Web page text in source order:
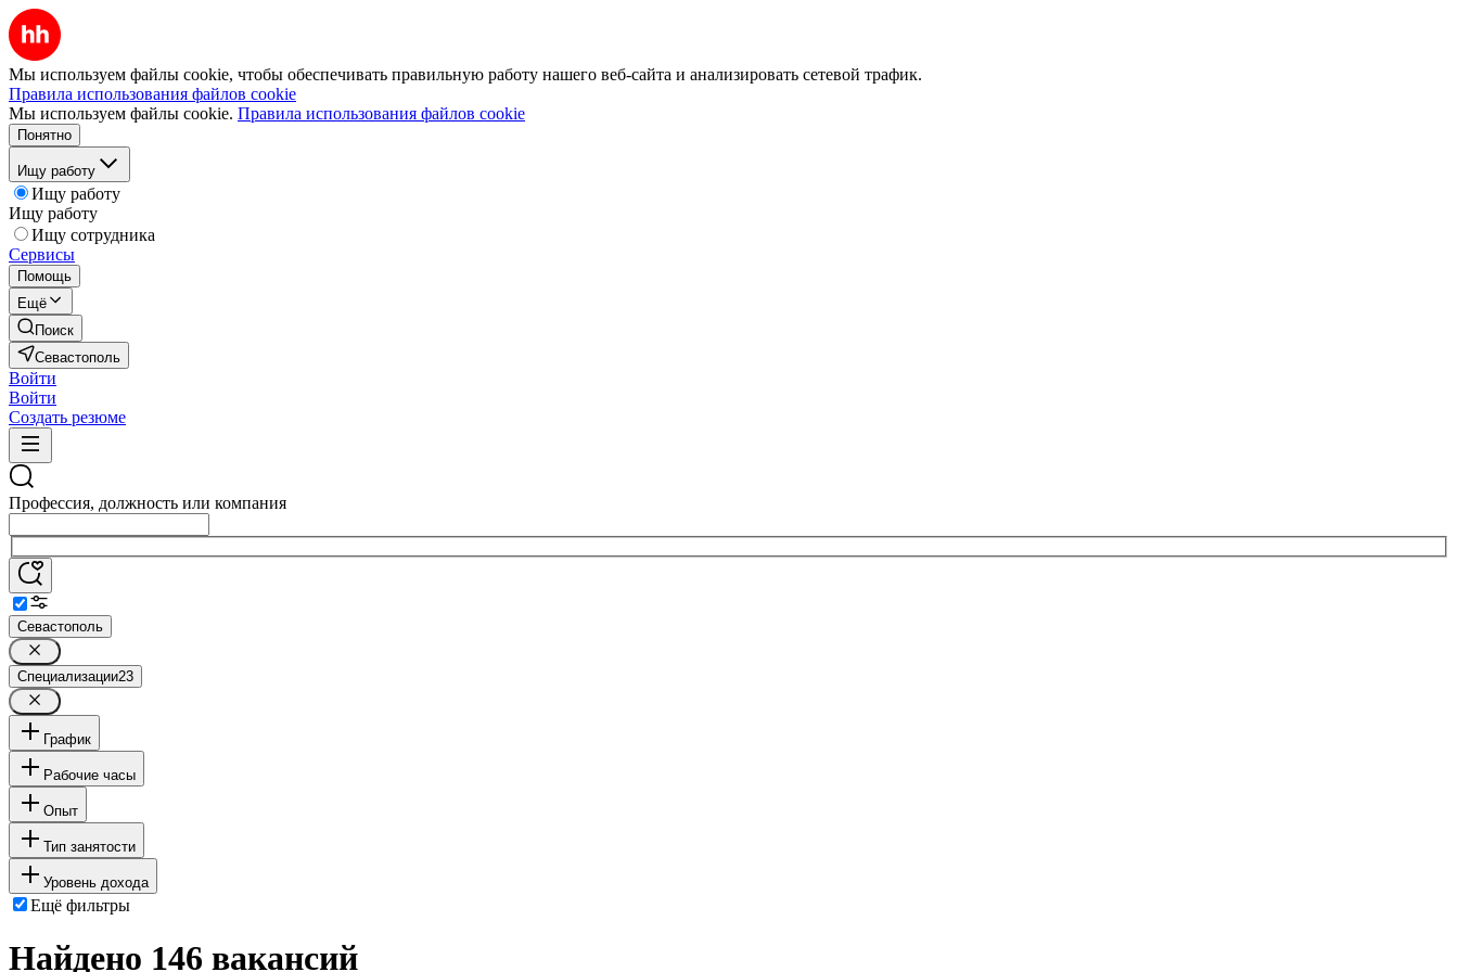
Мы используем файлы cookie, чтобы обеспечивать правильную работу нашего веб-сайта и анализировать сетевой трафик.
Правила использования файлов cookie
Мы используем файлы cookie. Правила использования файлов cookie
Понятно
Ищу работу
Ищу работу
Ищу работу
Ищу сотрудника
Сервисы
Помощь
Ещё
Поиск
Севастополь
Войти
Войти
Создать резюме
Профессия, должность или компания
Севастополь
Специализации23
График
Рабочие часы
Опыт
Тип занятости
Уровень дохода
Ещё фильтры
Найдено 146 вакансий